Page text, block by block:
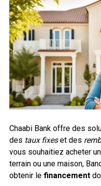
Chaabi Bank offre des
des taux fixeset des
vous souhaitiez acheter
terrain ou une maison,
obtenir le financement